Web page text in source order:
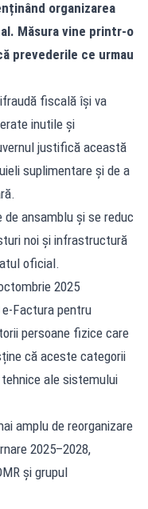
organizarea
Măsura vine printr-o
prevederile ce urmau
fiscală își va
inutile și
justifică această
suplimentare și de a
de ansamblu și se reduc
noi și infrastructură
oficial.
2025
Factura pentru
persoane fizice care
că aceste categorii
ale sistemului
amplu de reorganizare
2025–2028,
și grupul